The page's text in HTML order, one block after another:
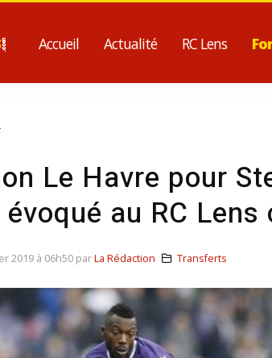
Accueil Actualité RC Lens
Le Havre pour
au RC Lens
2019 à 06h50 parLa Rédaction Transferts